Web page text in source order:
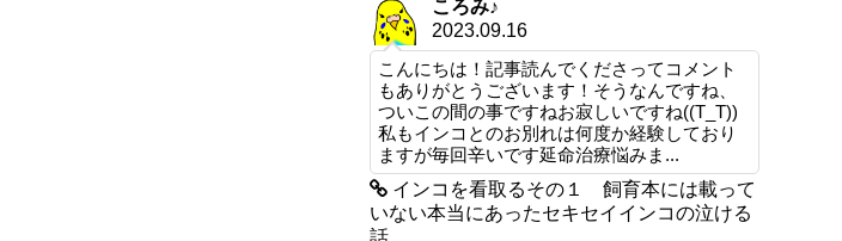
ころみ♪
2023.09.16
こんにちは！記事読んでくださってコメント
もありがとうございます！そうなんですね、
ついこの間の事ですねお寂しいですね((T_T))
私もインコとのお別れは何度か経験しており
ますが毎回辛いです延命治療悩みま...
インコを看取るその１ 飼育本には載って
いない本当にあったセキセイインコの泣ける
話